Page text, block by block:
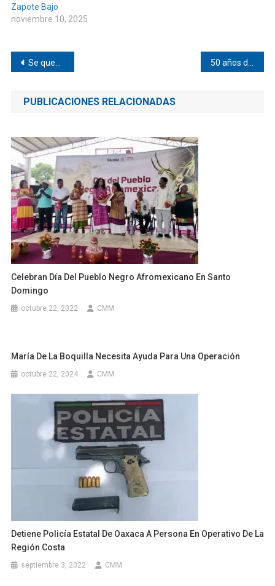
Zapote Bajo
noviembre 10, 2025
Navegación
de
entradas
Se quemó tráiler en la 200 Pinotepa
PUBLICACIONES RELACIONADAS
Celebran Día Del Pueblo Negro Afromexicano En Santo
Domingo
octubre 22, 2022 CMM
María De La Boquilla Necesita Ayuda Para Una Operación
octubre 22, 2024 CMM
Detiene Policía Estatal De Oaxaca A Persona En Operativo De La
Región Costa
septiembre 3, 2022 CMM